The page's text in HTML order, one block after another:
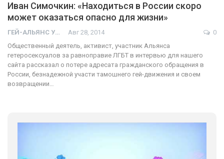
Иван Симочкин: «Находиться в России скоро
может оказаться опасно для жизни»
ГЕЙ-АЛЬЯНС УКРАИНА Авг 28, 2014
0
Общественный деятель, активист, участник Альянса
гетеросексуалов за равноправие ЛГБТ в интервью для нашего
сайта рассказал о потере адресата гражданского обращения в
России, безнадежной участи тамошнего гей-движения и своем
возвращении…